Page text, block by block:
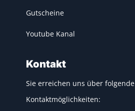
Gutscheine
Youtube Kanal
Kontakt
Sie erreichen uns über folgende
Kontaktmöglichkeiten: